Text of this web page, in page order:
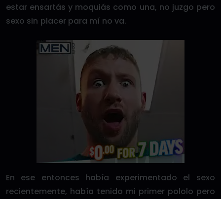
estar ensartás y moquiás como una, no juzgo pero
sexo sin placer para mí no va.
En ese entonces había experimentado el sexo
recientemente, había tenido mi primer pololo pero